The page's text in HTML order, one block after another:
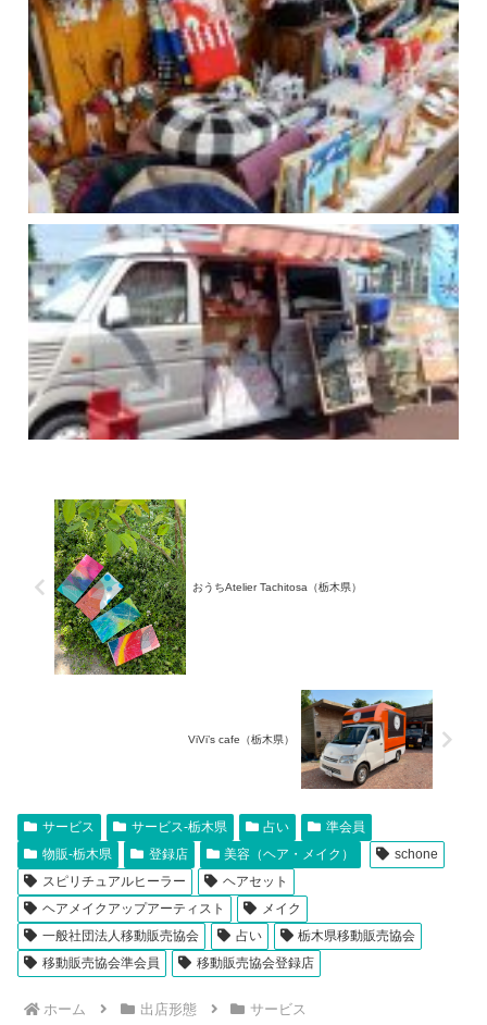
おうちAtelier Tachitosa（栃木県）
ViVi’s cafe（栃木県）
サービス サービス-栃木県 占い
準会員
物販-栃木県
登録店 美容（ヘア・メイク）
schone
スピリチュアルヒーラー
ヘアセット
ヘアメイクアップアーティスト
メイク
一般社団法人移動販売協会
占い
栃木県移動販売協会
移動販売協会準会員
移動販売協会登録店
ホーム 出店形態 サービス